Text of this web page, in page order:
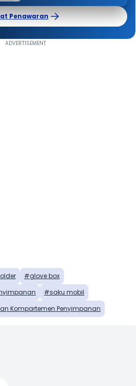
Penawaran
glove box
saku mobil
Kompartemen Penyimpanan